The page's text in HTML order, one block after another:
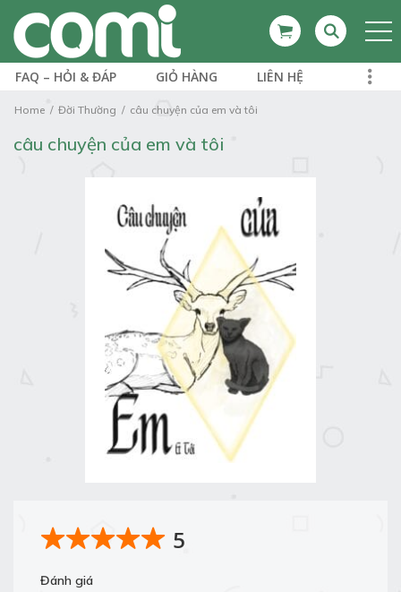
FAQ – HỎI & ĐÁP GIỎ HÀNG LIÊN HỆ
Home Đời Thường câu chuyện của em và tôi
câu chuyện của em và tôi
5
Đánh giá